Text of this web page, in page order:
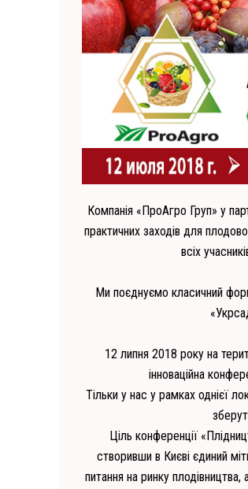
Компанія «ПроАгро Груп» у
практичних заходів для
всіх
Ми поєднуємо класичний
12 липня 2018 року на
інноваційна
Тільки у нас у рамках однієї
Ціль конференції
створивши в Києві єдиний
питання на ринку